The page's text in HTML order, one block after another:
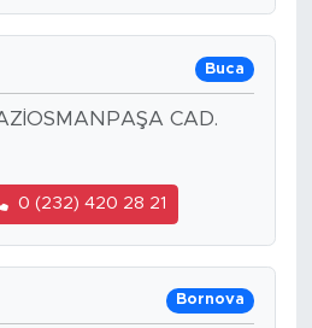
Buca
CAD.
0 (232) 420 28 21
Bornova